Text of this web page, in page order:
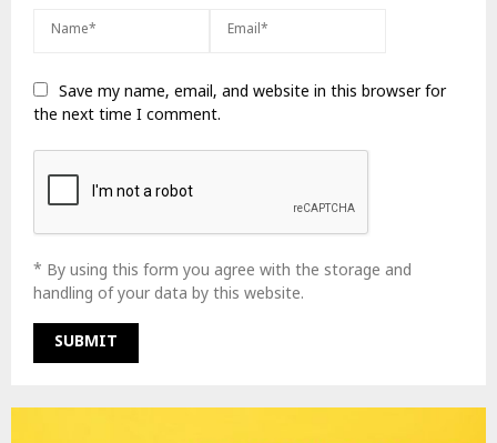
Save my name, email, and website in this browser for
the next time I comment.
* By using this form you agree with the storage and
handling of your data by this website.